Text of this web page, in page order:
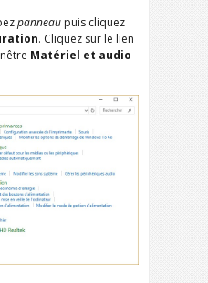
panneau puis cliquez
. Cliquez sur le lien
Matériel et audio